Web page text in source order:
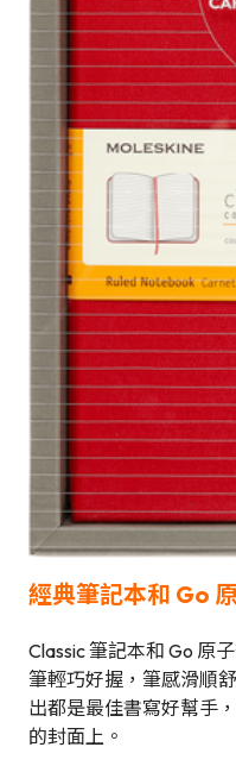
經典筆記本和 Go
Classic 筆記本和 Go 原
筆輕巧好握，筆感滑順
出都是最佳書寫好幫手
的封面上。